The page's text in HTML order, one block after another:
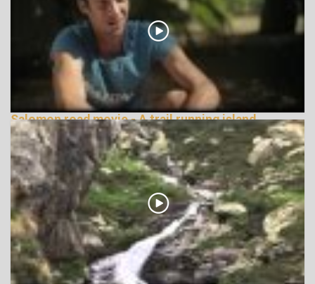
Salomon road movie - A trail running island
148613 Nézetek